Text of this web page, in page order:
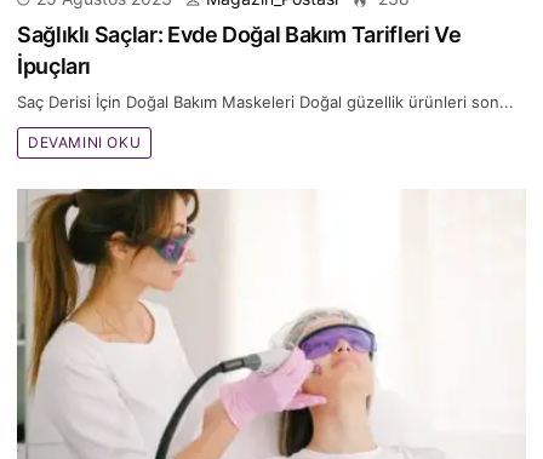
Sağlıklı Saçlar: Evde Doğal Bakım Tarifleri Ve
İpuçları
Saç Derisi İçin Doğal Bakım Maskeleri Doğal güzellik ürünleri son...
DEVAMINI OKU